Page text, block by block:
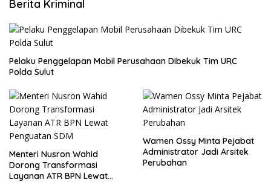
Berita Kriminal
​Pelaku Penggelapan Mobil Perusahaan Dibekuk Tim URC
Polda Sulut
​Menteri Nusron Wahid
Dorong Transformasi
Layanan ATR BPN Lewat
Wamen Ossy Minta Pejabat
Administrator Jadi Arsitek
Perubahan